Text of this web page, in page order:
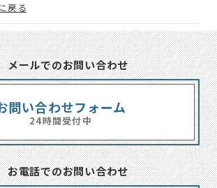
戻る
メールでのお問い合わせ
問い合わせフォーム
24時間受付中
お電話でのお問い合わせ